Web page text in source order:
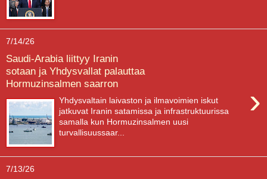
7/14/26
Saudi-Arabia liittyy Iranin
sotaan ja Yhdysvallat palauttaa
Hormuzinsalmen saarron
›
Yhdysvaltain laivaston ja ilmavoimien iskut
jatkuvat Iranin satamissa ja infrastruktuurissa
samalla kun Hormuzinsalmen uusi
turvallisuussaar...
7/13/26